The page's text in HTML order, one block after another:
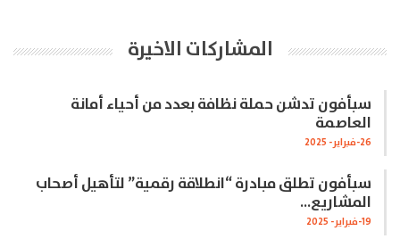
المشاركات الاخيرة
سبأفون تدشن حملة نظافة بعدد من أحياء أمانة
العاصمة
26-فبراير- 2025
سبأفون تطلق مبادرة “انطلاقة رقمية” لتأهيل أصحاب
المشاريع…
19-فبراير- 2025